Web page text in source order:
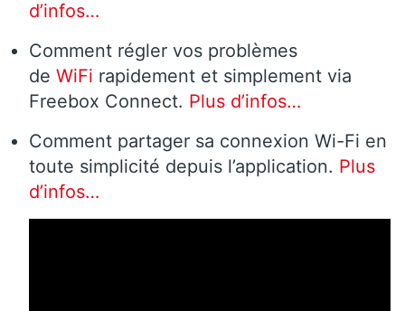
d’infos…
Comment régler vos problèmes
de WiFi rapidement et simplement via
Freebox Connect. Plus d’infos…
Comment partager sa connexion Wi-Fi en
toute simplicité depuis l’application. Plus
d’infos…